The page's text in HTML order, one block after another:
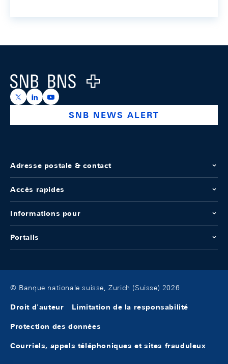
Logo
https://x.com/snb_bns
https://ch.linkedin.com/company/swiss-national-
https://www.youtube.com/@swissnationalbank
SNB NEWS ALERT
Adresse postale & contact
Accès rapides
Informations pour
Portails
© Banque nationale suisse, Zurich (Suisse) 2026
Droit d'auteur Limitation de la responsabilité
Protection des données
Courriels, appels téléphoniques et sites frauduleux